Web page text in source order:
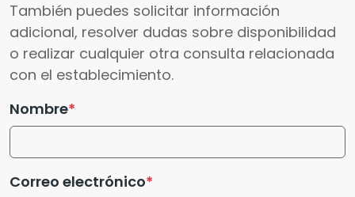
También puedes solicitar información
adicional, resolver dudas sobre disponibilidad
o realizar cualquier otra consulta relacionada
con el establecimiento.
Nombre
Correo electrónico